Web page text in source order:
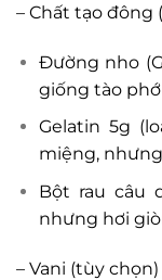
– Chất tạo đông
Đường nho
giống tào
Gelatin 5g
miệng,
Bột rau câu
nhưng hơi
– Vani (tùy chọn)